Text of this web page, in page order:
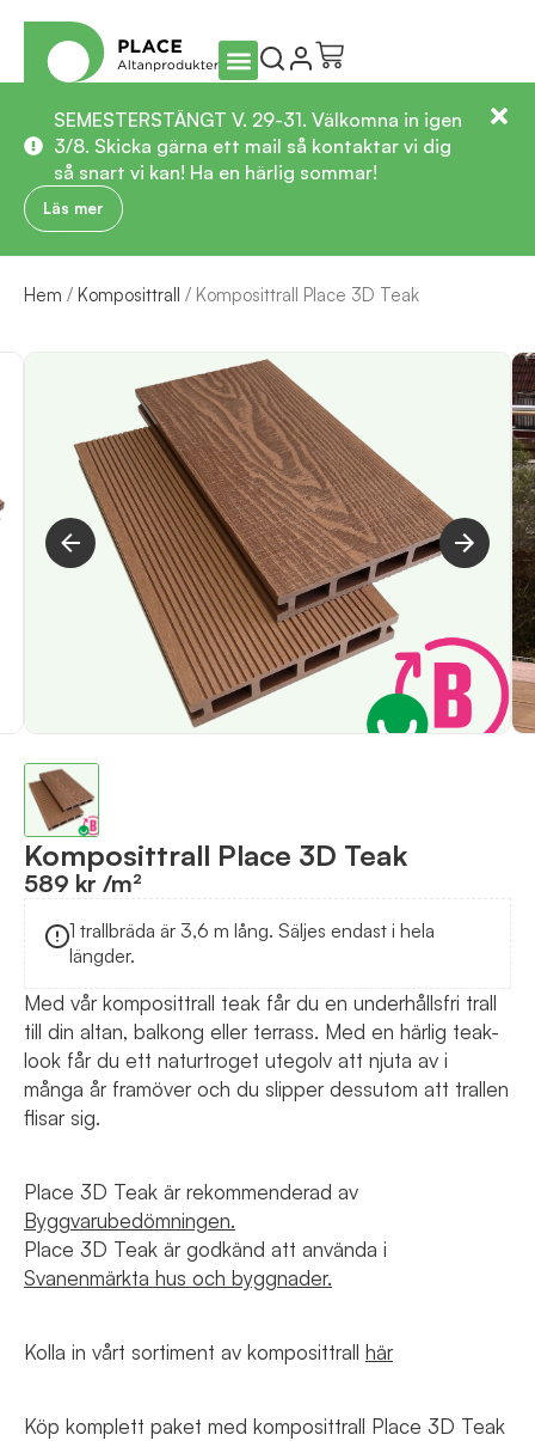
SEMESTERSTÄNGT V. 29-31. Välkomna in igen
3/8. Skicka gärna ett mail så kontaktar vi dig
så snart vi kan! Ha en härlig sommar!
Läs mer
Hem / Komposittrall / Komposittrall Place 3D Teak
Komposittrall Place 3D Teak
589 kr /m²
1 trallbräda är 3,6 m lång. Säljes endast i hela
längder.
Med vår komposittrall teak får du en underhållsfri trall
till din altan, balkong eller terrass. Med en härlig teak-
look får du ett naturtroget utegolv att njuta av i
många år framöver och du slipper dessutom att trallen
flisar sig.
Place 3D Teak är rekommenderad av
Byggvarubedömningen.
Place 3D Teak är godkänd att använda i
Svanenmärkta hus och byggnader.
Kolla in vårt sortiment av komposittrall här
Köp komplett paket med komposittrall Place 3D Teak